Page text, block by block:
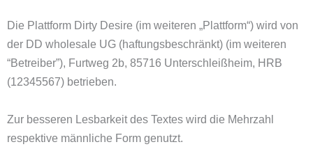
Die Plattform Dirty Desire (im weiteren „Plattform“) wird von
der DD wholesale UG (haftungsbeschränkt) (im weiteren
“Betreiber”), Furtweg 2b, 85716 Unterschleißheim, HRB
(12345567) betrieben.
Zur besseren Lesbarkeit des Textes wird die Mehrzahl
respektive männliche Form genutzt.